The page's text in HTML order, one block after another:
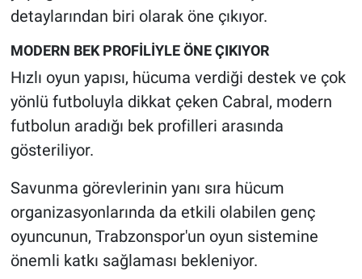
detaylarından biri olarak öne çıkıyor.
MODERN BEK PROFİLİYLE ÖNE ÇIKIYOR
Hızlı oyun yapısı, hücuma verdiği destek ve çok
yönlü futboluyla dikkat çeken Cabral, modern
futbolun aradığı bek profilleri arasında
gösteriliyor.
Savunma görevlerinin yanı sıra hücum
organizasyonlarında da etkili olabilen genç
oyuncunun, Trabzonspor'un oyun sistemine
önemli katkı sağlaması bekleniyor.